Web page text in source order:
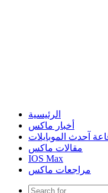
الرئيسية
أخبار ماكس
آحدث الموبايلات
مقالات ماكس
IOS Max
مراجعات ماكس